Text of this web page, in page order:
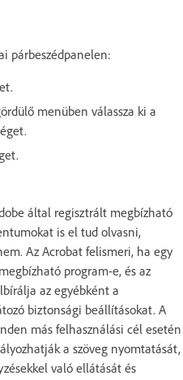
párbeszédpanelen:
menüben válassza ki a
által regisztrált megbízható
is el tud olvasni,
Az Acrobat felismeri, ha egy
program-e, és az
az egyébként a
biztonsági beállításokat. A
más felhasználási cél esetén
a szöveg nyomtatását,
való ellátását és